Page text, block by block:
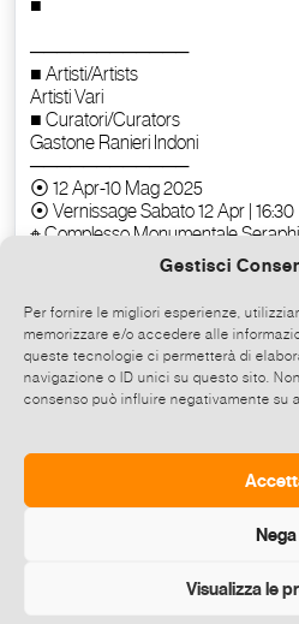
Gestisci
Per fornire le migliori esperienze,
memorizzare e/o accedere alle
queste tecnologie ci permetterà di
navigazione o ID unici su questo sito.
consenso può influire negativamente su
Nega
Visualizza le